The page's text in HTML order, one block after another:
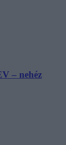
– nehéz